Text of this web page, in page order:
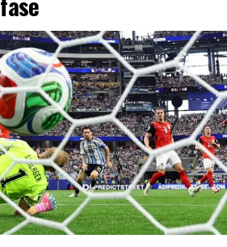
Oufa. Un gol más para la
del Mundial 2026 y un
convirtió en nueve partidos
en Qatar 2022 en los
Australia, partido en el que la
gol del encuentro. Luego anotó
Croacia y en la final contra